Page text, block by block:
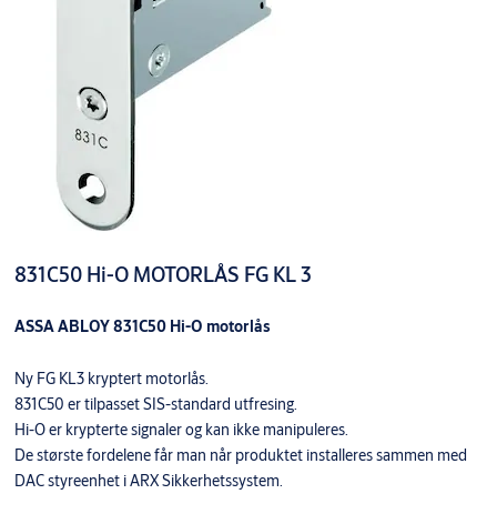
831C50 Hi-O MOTORLÅS FG KL 3
ASSA ABLOY 831C50 Hi-O motorlås
Ny FG KL3 kryptert motorlås.
831C50 er tilpasset SIS-standard utfresing.
Hi-O er krypterte signaler og kan ikke manipuleres.
De største fordelene får man når produktet installeres sammen med
DAC styreenhet i ARX Sikkerhetssystem.